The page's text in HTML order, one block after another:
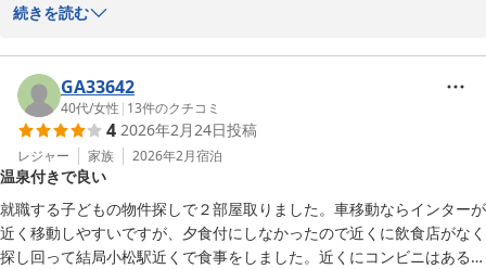
ーの見直しを徹底してまいります。
引き続き、お客様に安心してご利用いただけるホテルづくりに努め
てまいります。
ぜひまたのご利用お待ちしております。
陳
小松天然温泉ルートイングランティア小松エアポート
2026-06-17
て、誠にありがとうございます。
当ホテルは小松空港や小松インターチェンジにも近く、お車や飛行
機でご移動されるお客様には便利な立地となっております。
設備面での不備にご指摘を頂き誠に申し訳ございません。貴重なご
意見を真摯に受止め、本館設備の修繕や浴場メンテナンスの強化を
進めてまいります。
今後ともより快適なご滞在をご提供できるよう努めてまいります。
またのご利用をスタッフ一同心よりお待ちしております。
続きを読む
GA33642
40代/女性 | 13件のクチコミ
4 2026年2月24日投稿
レジャー 家族 2026年2月宿泊
温泉付きで良い
就職する子どもの物件探しで２部屋取りました。車移動ならインターが
近く移動しやすいですが、夕食付にしなかったので近くに飲食店がなく
探し回って結局小松駅近くで食事をしました。近くにコンビニはあるの